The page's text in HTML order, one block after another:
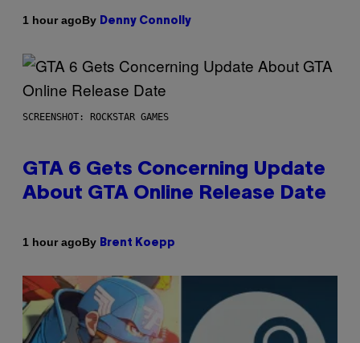
1 hour agoBy Denny Connolly
SCREENSHOT: ROCKSTAR GAMES
GTA 6 Gets Concerning Update
About GTA Online Release Date
1 hour agoBy Brent Koepp